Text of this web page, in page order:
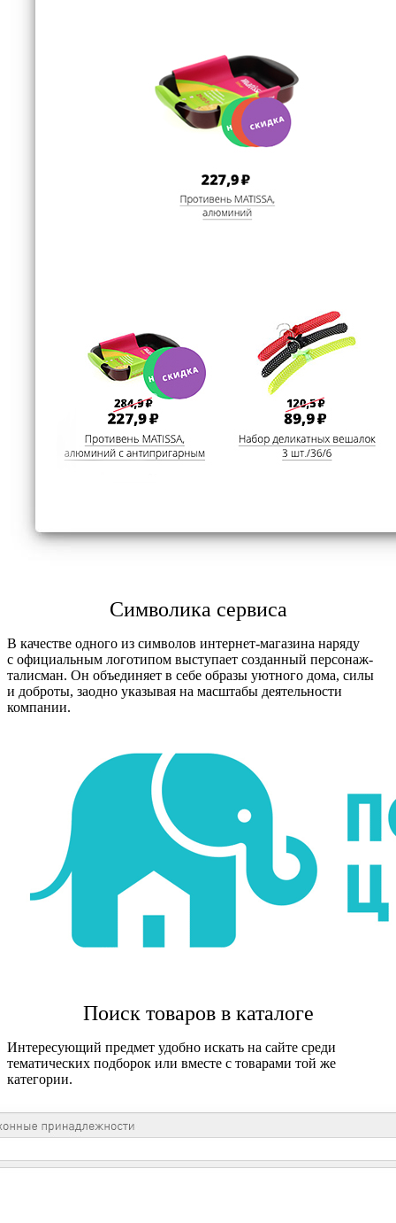
Символика сервиса
В качестве одного из символов интернет-магазина наряду
с официальным логотипом выступает созданный персонаж-
талисман. Он объединяет в себе образы уютного дома, силы
и доброты, заодно указывая на масштабы деятельности
компании.
Поиск товаров в каталоге
Интересующий предмет удобно искать на сайте среди
тематических подборок или вместе с товарами той же
категории.